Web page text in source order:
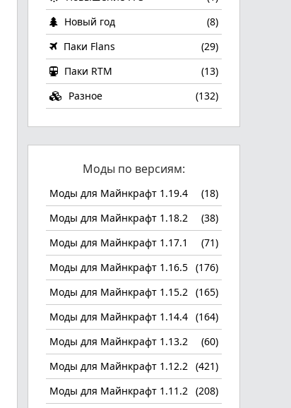
Новый год
(8)
Паки Flans
(29)
Паки RTM
(13)
Разное
(132)
Моды по версиям:
Моды для Майнкрафт 1.19.4
(18)
Моды для Майнкрафт 1.18.2
(38)
Моды для Майнкрафт 1.17.1
(71)
Моды для Майнкрафт 1.16.5 (176)
Моды для Майнкрафт 1.15.2 (165)
Моды для Майнкрафт 1.14.4 (164)
Моды для Майнкрафт 1.13.2
(60)
Моды для Майнкрафт 1.12.2 (421)
Моды для Майнкрафт 1.11.2 (208)